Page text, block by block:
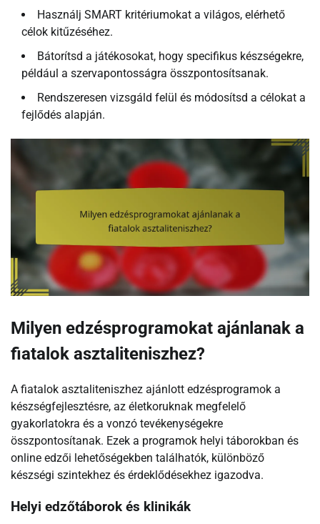
Használj SMART kritériumokat a világos, elérhető
célok kitűzéséhez.
Bátorítsd a játékosokat, hogy specifikus készségekre,
például a szervapontosságra összpontosítsanak.
Rendszeresen vizsgáld felül és módosítsd a célokat a
fejlődés alapján.
Milyen edzésprogramokat ajánlanak a
fiatalok asztaliteniszhez?
A fiatalok asztaliteniszhez ajánlott edzésprogramok a
készségfejlesztésre, az életkoruknak megfelelő
gyakorlatokra és a vonzó tevékenységekre
összpontosítanak. Ezek a programok helyi táborokban és
online edzői lehetőségekben találhatók, különböző
készségi szintekhez és érdeklődésekhez igazodva.
Helyi edzőtáborok és klinikák